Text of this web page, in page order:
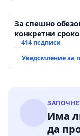
За спешно
конкретни
рехабилитация
Мирово - к.к.
414 подписи
Уведомление за
Има
да